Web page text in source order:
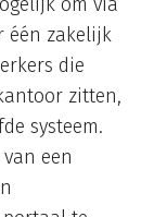
één zakelijk
die
zitten,
systeem.
een